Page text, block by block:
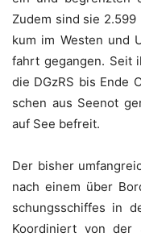
Zudem sind sie
kum im Wes­ten und
fahrt gegan­gen. Seit
die DGzRS bis Ende
schen aus See­not
auf See befreit.
Der bis­her
nach einem über
schungs­schif­fes in
Koor­di­niert von der